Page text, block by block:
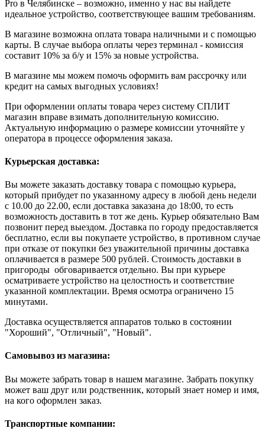
Pro в Челябинске – возможно, именно у нас вы найдете
идеальное устройство, соответствующее вашим требованиям.
В магазине возможна оплата товара наличными и с помощью
карты. В случае выбора оплаты через терминал - комиссия
составит 10% за б/у и 15% за новые устройства.
В магазине мы можем помочь оформить вам рассрочку или
кредит на самых выгодных условиях!
При оформлении оплаты товара через систему СПЛИТ
магазин вправе взимать дополнительную комиссию.
Актуальную информацию о размере комиссии уточняйте у
оператора в процессе оформления заказа.
Курьерская доставка:
Вы можете заказать доставку товара с помощью курьера,
который прибудет по указанному адресу в любой день недели
с 10.00 до 22.00, если доставка заказана до 18:00, то есть
возможность доставить в тот же день. Курьер обязательно Вам
позвонит перед выездом. Доставка по городу предоставляется
бесплатно, если вы покупаете устройство, в противном случае
при отказе от покупки без уважительной причины доставка
оплачивается в размере 500 рублей. Стоимость доставки в
пригороды обговаривается отдельно. Вы при курьере
осматриваете устройство на целостность и соответствие
указанной комплектации. Время осмотра ограничено 15
минутами.
Доставка осуществляется аппаратов только в состоянии
"Хороший", "Отличный", "Новый".
Самовывоз из магазина:
Вы можете забрать товар в нашем магазине. Забрать покупку
может ваш друг или родственник, который знает номер и имя,
на кого оформлен заказ.
Транспортные компании: